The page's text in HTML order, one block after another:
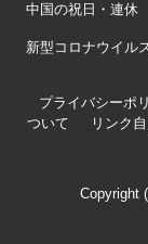
中国の祝日・連休
新型コロナウイル
プライバシーポ
ついて
リンク
Copyright